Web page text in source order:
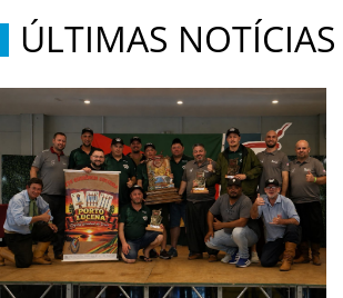
ÚLTIMAS NOTÍCIAS